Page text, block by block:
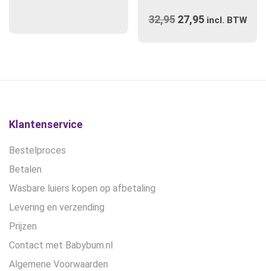
32,95 Oorspronkelijke
27,95Huidige
incl. BTW
Klantenservice
Bestelproces
Betalen
Wasbare luiers kopen op afbetaling
Levering en verzending
Prijzen
Contact met Babybum.nl
Algemene Voorwaarden